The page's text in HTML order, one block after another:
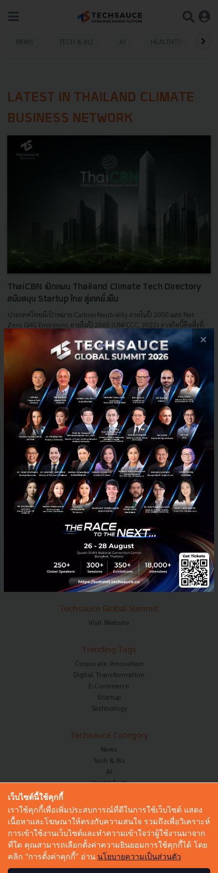
NEWS TECH & BIZ AI HEALTHTECH
LATEST IN THAILAND CLIMATE
BUSINESS NETWORK
ThaiCBN เปิดแผน Thailand Climate Tech Directory
สนับสนุน Startup ไทย สู่เทคยั่งยืน
ประเทศไทยมีเป้าหมาย Carbon Neutrality ภายในปี 2050 และ Net
Zero GHG Emissions ภายในปี 2065 (UNFCCC, 2023) ภารกิจนี้คือสิ่งที่
ต้องเร่งลงมือทำท่ามกลางวิกฤตโลกร้อนที่อาจฉุด GDP ไทยลดล...
พฤศจิกายน 5, 2025| ByTechsauce Team
Sustainable Focus Thailand Climate Business Network
E-mail :contact@techsauce.co
Tel : 02-001-5375
Mobile : 06-4658-9500
Techsauce Media
About Techsauce
Techsauce Services
Privacy Policy
ส่งบทความ
Techsauce Global Summit
Visit Website
Trending Tags
Corporate Innovation
Digital Transformation
E-Commerce
Startup
Technology
Techsauce Category
News
Tech & Biz
AI
HealthTech
Corp Innov
Saucy Thoughts
Sustainable
Videos
Podcast
×
เว็บไซต์นี้ใช้คุกกี้
เราใช้คุกกี้เพื่อเพิ่มประสบการณ์ที่ดีในการใช้เว็บไซต์ แสดง
เนื้อหาและโฆษณาให้ตรงกับความสนใจ รวมถึงเพื่อวิเคราะห์
การเข้าใช้งานเว็บไซต์และทำความเข้าใจว่าผู้ใช้งานมาจาก
ที่ใด คุณสามารถเลือกตั้งค่าความยินยอมการใช้คุกกี้ได้ โดย
คลิก “การตั้งค่าคุกกี้” อ่าน นโยบายความเป็นส่วนตัว